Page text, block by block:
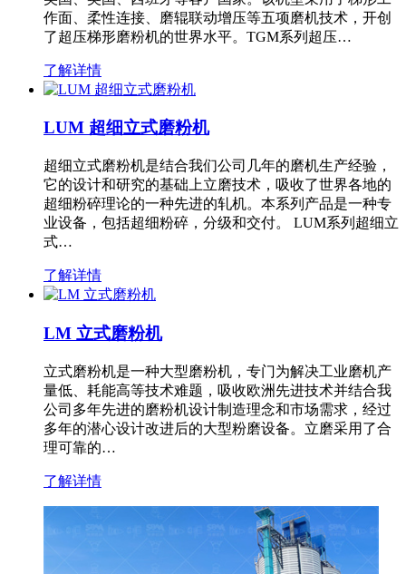
作面、柔性连接、磨辊联动增压等五项磨机技术，开创
了超压梯形磨粉机的世界水平。TGM系列超压…
了解详情
LUM 超细立式磨粉机
超细立式磨粉机是结合我们公司几年的磨机生产经验，
它的设计和研究的基础上立磨技术，吸收了世界各地的
超细粉碎理论的一种先进的轧机。本系列产品是一种专
业设备，包括超细粉碎，分级和交付。 LUM系列超细立
式…
了解详情
LM 立式磨粉机
立式磨粉机是一种大型磨粉机，专门为解决工业磨机产
量低、耗能高等技术难题，吸收欧洲先进技术并结合我
公司多年先进的磨粉机设计制造理念和市场需求，经过
多年的潜心设计改进后的大型粉磨设备。立磨采用了合
理可靠的…
了解详情